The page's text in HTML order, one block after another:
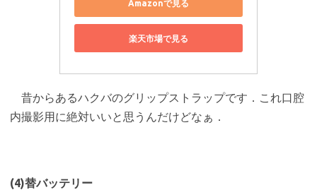
Amazonで見る
楽天市場で見る
昔からあるハクバのグリップストラップです．これ口腔
内撮影用に絶対いいと思うんだけどなぁ．
(4)替バッテリー